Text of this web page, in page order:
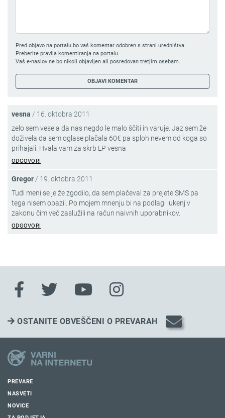
Pred objavo na portalu bo vaš komentar odobren s strani uredništva.
Preberite pravila komentiranja na portalu.
Vaš e-naslov ne bo nikoli objavljen ali posredovan tretjim osebam.
vesna / 16. oktobra 2011
zelo sem vesela da nas negdo le malo ščiti in varuje. Jaz sem že
doživela da sem oglase plačala 60€ pa sploh nevem od koga so
prihajali. Hvala vam za skrb LP vesna
ODGOVORI
Gregor / 19. oktobra 2011
Tudi meni se je že zgodilo, da sem plačeval za prejete SMS pa
tega nisem opazil. Po mojem mnenju bi na podlagi lukenj v
zakonu čim več zaslužili na račun naivnih uporabnikov.
ODGOVORI
OSTANITE OBVEŠČENI O PREVARAH
PREVARE
NASVETI
NOVICE